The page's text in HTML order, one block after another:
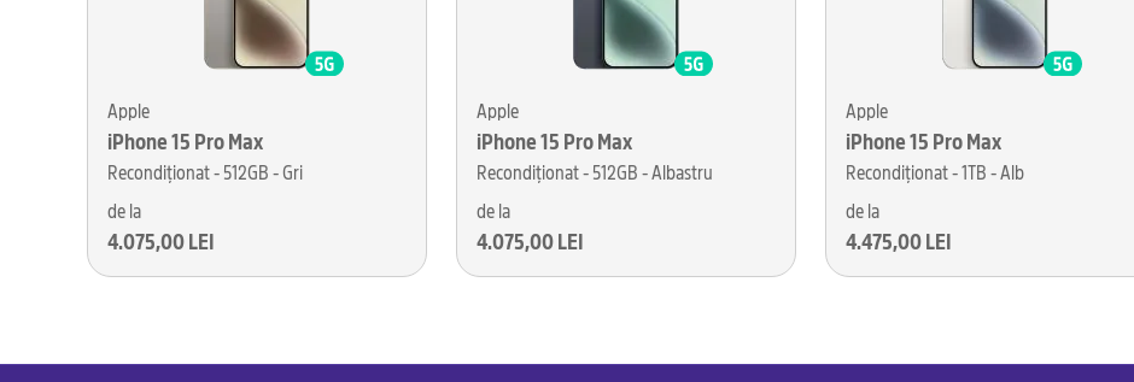
Apple
iPhone 15 Pro Max
Recondiționat - 512GB - Gri
de la
4.075,00 LEI
Apple
iPhone 15 Pro Max
Recondiționat - 512GB - Albastru
de la
4.075,00 LEI
Apple
iPhone 15 Pro Max
Recondiționat - 1TB - Alb
de la
4.475,00 LEI